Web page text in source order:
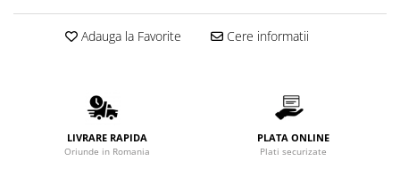
Adauga la Favorite Cere informatii
LIVRARE RAPIDA
Oriunde in Romania
PLATA ONLINE
Plati securizate